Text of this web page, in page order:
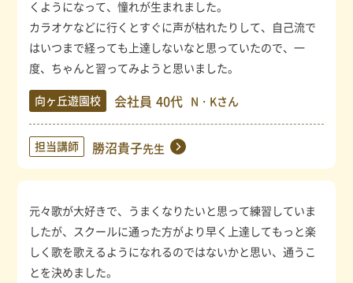
くようになって、憧れが生まれました。
カラオケなどに行くとすぐに声が枯れたりして、自己流で
はいつまで経っても上達しないなと思っていたので、一
度、ちゃんと習ってみようと思いました。
向ヶ丘遊園校 会社員 40代 N・Kさん
担当講師 勝沼貴子先生
元々歌が大好きで、うまくなりたいと思って練習していま
したが、スクールに通った方がより早く上達してもっと楽
しく歌を歌えるようになれるのではないかと思い、通うこ
とを決めました。